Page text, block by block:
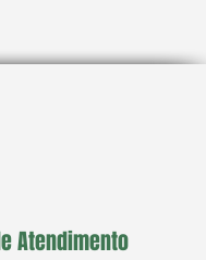
Atendimento